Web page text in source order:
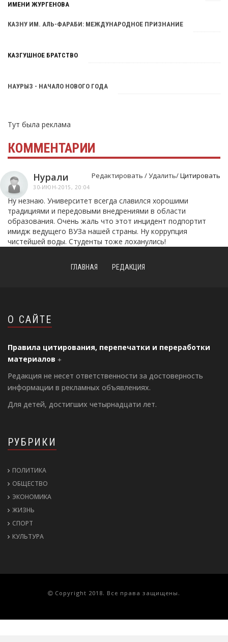
ИМЕНИ ЖУРГЕНОВА
КАЗНУ ИМ. АЛЬ-ФАРАБИ: МЕЖДУНАРОДНОЕ ПРИЗНАНИЕ
КАЗГУШНОЕ БРАТСТВО
НАУРЫЗ - НАЧАЛО НОВОГО ГОДА
Тут была реклама
КОММЕНТАРИИ
Нурали Редактировать / Удалить/Цитировать
30-ИЮН-2015, 20:04
Ну незнаю. Университет всегда славился хорошими
традициями и передовыми внедрениями в области
образования. Очень жаль что этот инцидент подпортит
имидж ведущего ВУЗа нашей страны. Ну коррупция
чистейшей воды. Студенты тоже лоханулись!
ГЛАВНАЯ РЕДАКЦИЯ
О САЙТЕ
Правила цитирования, перепечатки и переработки
материалов
Редакция не несет ответственности за достоверность
информации в рекламных объявлениях.
Для детей, достигших четырнадцати лет.
РУБРИКИ
ПОЛИТИКА
ОБЩЕСТВО
ЭКОНОМИКА
ЖИЗНЬ
СПОРТ
КУЛЬТУРА
Copyright 2018. Все права защищены.